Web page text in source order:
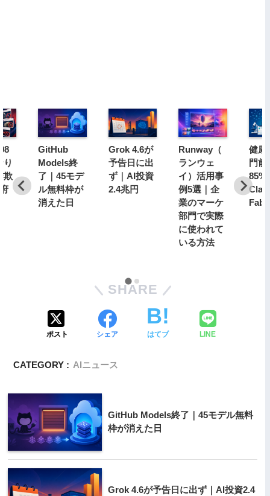
り
欺
GitHub
Models終
了｜45モデ
ル無料枠が
消えた日
Grok 4.6が
予告日に出
ず｜AI投資
2.4兆円
Runway（
ランウェ
イ）活用事
例5選｜企
業のマーケ
部門で実際
に使われて
いる方法
健康
門前
85%
SHARE
ポスト シェア はてブ LINE
CATEGORY : AIニュース
GitHub Models終了｜45モデル無料
枠が消えた日
Grok 4.6が予告日に出ず｜AI投資2.4